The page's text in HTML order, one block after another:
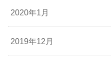
2020年1月
2019年12月